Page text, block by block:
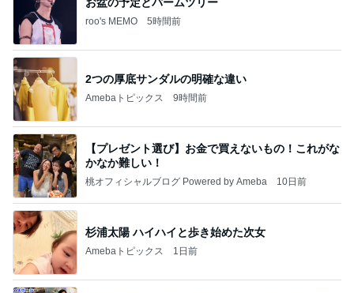
roo's MEMO 5時間前
2つの厚底サンダルの明確な違い
Amebaトピックス 9時間前
【プレゼント選び】お金で買えないもの！これがな
かなか難しい！
桃オフィシャルブログ Powered by Ameba 10日前
杉浦太陽 ハイハイと歩き始めた次女
Amebaトピックス 1日前